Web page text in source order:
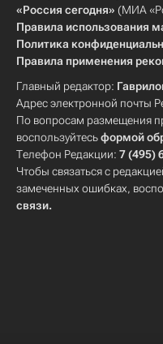
«Россия сегодня» (МИА
Правила использования
Политика
Правила применения
Главный редактор:
Адрес электронной почты
По вопросам размещения
воспользуйтесьформой
Телефон Редакции: 7 (495)
Чтобы связаться с
замеченных ошибках,
связи.